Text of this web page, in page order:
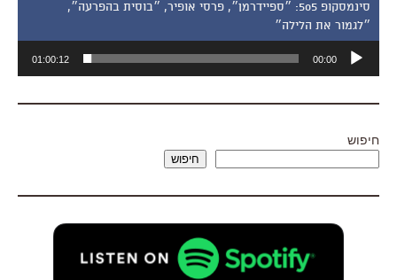
סינמסקופ 505: ״ספיידרמן״, פרסי אופיר, ״בוסית בהפרעה״,
״לגמור את הלילה״
אודיו
00:00
01:00:12
חיפוש
חיפוש